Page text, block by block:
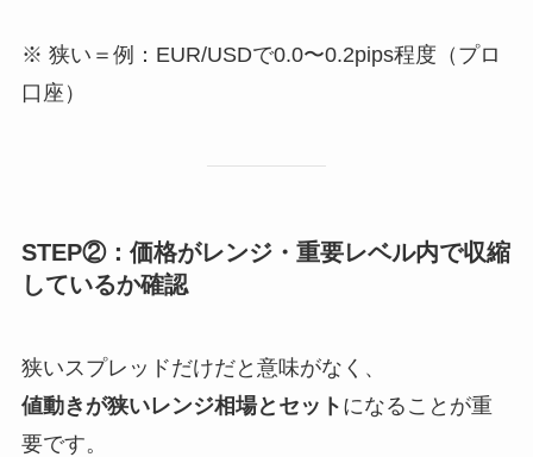
※ 狭い＝例：EUR/USDで0.0〜0.2pips程度（プロ
口座）
STEP②：価格がレンジ・重要レベル内で収縮
しているか確認
狭いスプレッドだけだと意味がなく、
値動きが狭いレンジ相場とセット になることが重
要です。